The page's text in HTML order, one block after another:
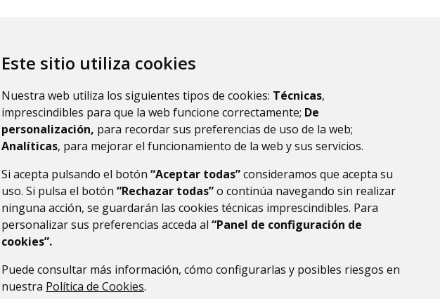
Este sitio utiliza cookies
Nuestra web utiliza los siguientes tipos de cookies: Técnicas,
imprescindibles para que la web funcione correctamente; De
personalización, para recordar sus preferencias de uso de la web;
Analíticas, para mejorar el funcionamiento de la web y sus servicios.
Si acepta pulsando el botón “Aceptar todas”consideramos que acepta su
uso. Si pulsa el botón “Rechazar todas”o continúa navegando sin realizar
ninguna acción, se guardarán las cookies técnicas imprescindibles. Para
personalizar sus preferencias acceda al “Panel de configuración de
cookies”.
Puede consultar más información, cómo configurarlas y posibles riesgos en
nuestra Política de Cookies.
AVISO LEGAL PROTECCIÓN DE DATOS